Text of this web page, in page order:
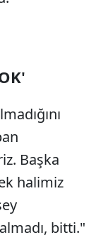
Başka
halimiz
bitti."